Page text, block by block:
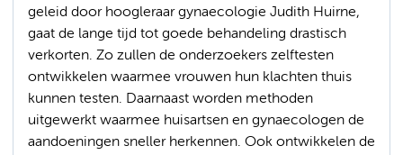
geleid door hoogleraar gynaecologie Judith Huirne,
gaat de lange tijd tot goede behandeling drastisch
verkorten. Zo zullen de onderzoekers zelftesten
ontwikkelen waarmee vrouwen hun klachten thuis
kunnen testen. Daarnaast worden methoden
uitgewerkt waarmee huisartsen en gynaecologen de
aandoeningen sneller herkennen. Ook ontwikkelen de